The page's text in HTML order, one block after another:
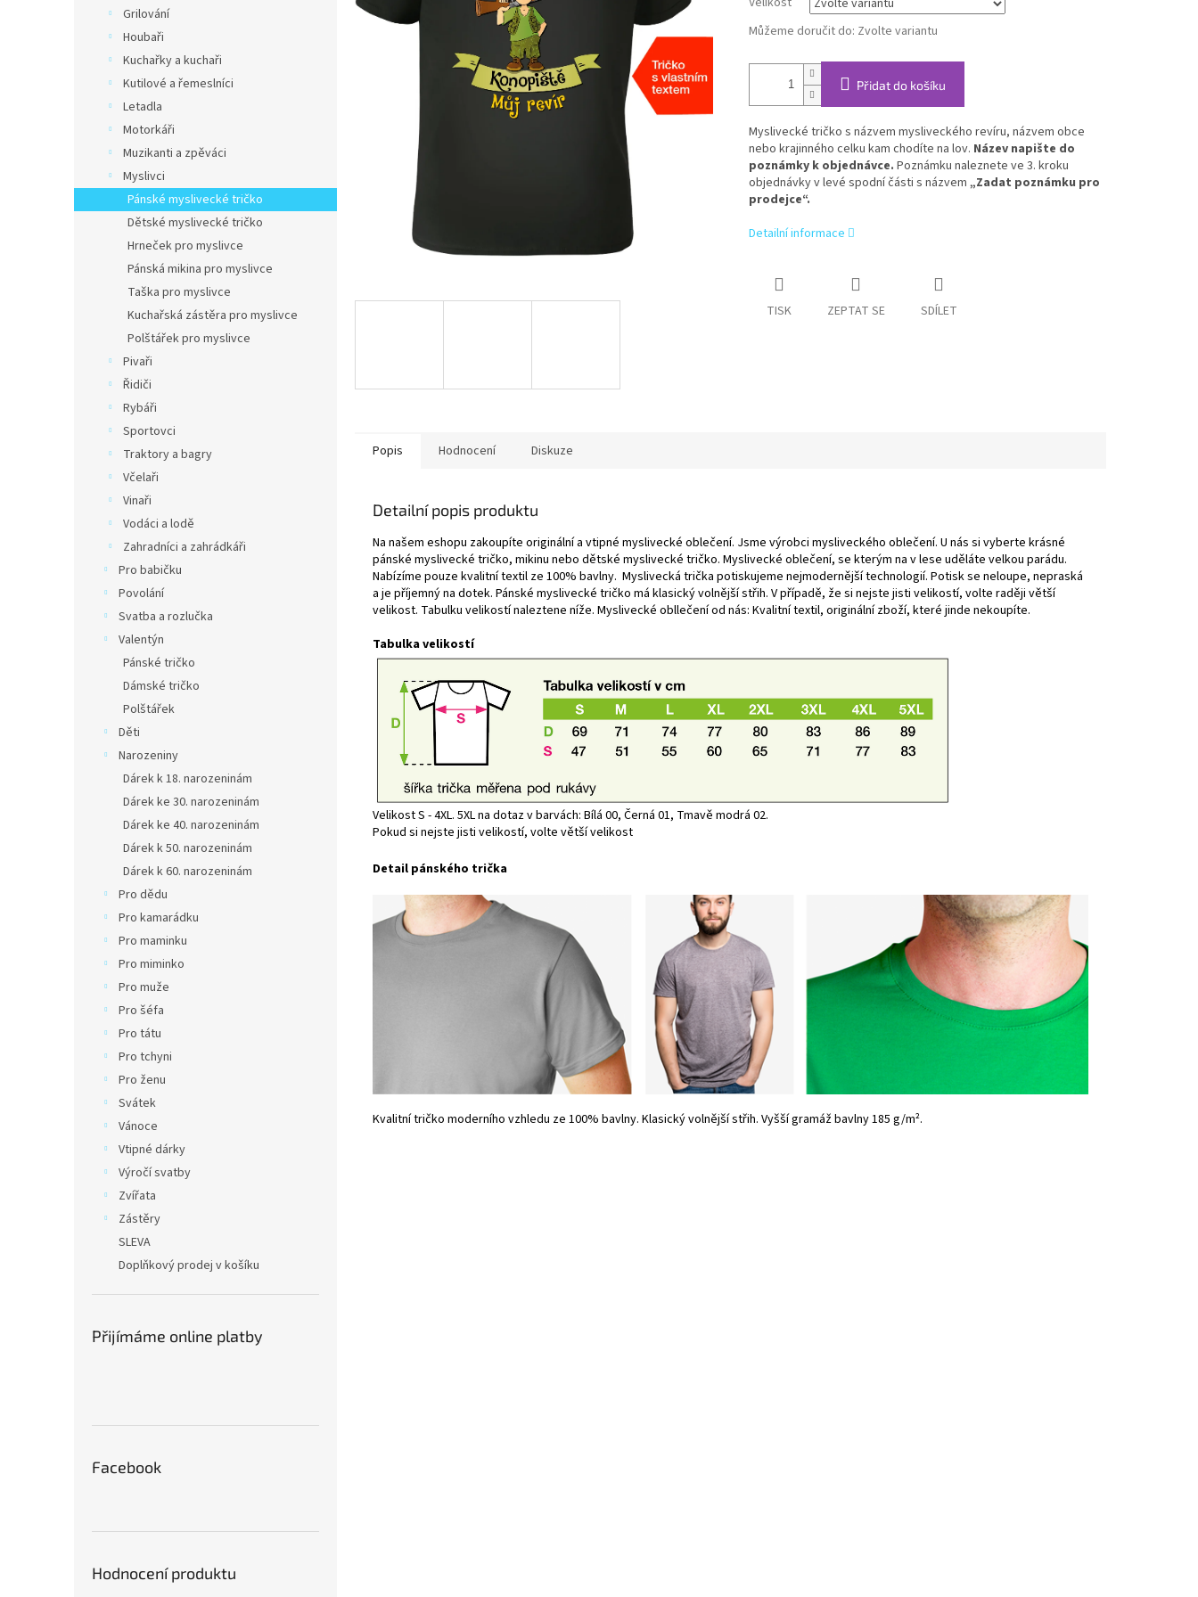
Grilování
Houbaři
Kuchařky a kuchaři
Kutilové a řemeslníci
Letadla
Motorkáři
Muzikanti a zpěváci
Myslivci
Pánské myslivecké tričko
Dětské myslivecké tričko
Hrneček pro myslivce
Pánská mikina pro myslivce
Taška pro myslivce
Kuchařská zástěra pro myslivce
Polštářek pro myslivce
Pivaři
Řidiči
Rybáři
Sportovci
Traktory a bagry
Včelaři
Vinaři
Vodáci a lodě
Zahradníci a zahrádkáři
Pro babičku
Povolání
Svatba a rozlučka
Valentýn
Pánské tričko
Dámské tričko
Polštářek
Děti
Narozeniny
Dárek k 18. narozeninám
Dárek ke 30. narozeninám
Dárek ke 40. narozeninám
Dárek k 50. narozeninám
Dárek k 60. narozeninám
Pro dědu
Pro kamarádku
Pro maminku
Pro miminko
Pro muže
Pro šéfa
Pro tátu
Pro tchyni
Pro ženu
Svátek
Vánoce
Vtipné dárky
Výročí svatby
Zvířata
Zástěry
SLEVA
Doplňkový prodej v košíku
Přijímáme online platby
Facebook
Hodnocení produktu
Můžeme doručit do: Zvolte variantu
Přidat do košíku
Myslivecké tričko s názvem mysliveckého revíru, názvem obce
nebo krajinného celku kam chodíte na lov. Název napište do
poznámky k objednávce. Poznámku naleznete ve 3. kroku
objednávky v levé spodní části s názvem „Zadat poznámku pro
prodejce“.
Detailní informace
TISK ZEPTAT SE SDÍLET
Popis Hodnocení Diskuze
Detailní popis produktu
Na našem eshopu zakoupíte originální a vtipné myslivecké oblečení. Jsme výrobci mysliveckého oblečení. U nás si vyberte krásné
pánské myslivecké tričko, mikinu nebo dětské myslivecké tričko. Myslivecké oblečení, se kterým na v lese uděláte velkou parádu.
Nabízíme pouze kvalitní textil ze 100% bavlny. Myslivecká trička potiskujeme nejmodernější technologií. Potisk se neloupe, nepraská
a je příjemný na dotek. Pánské myslivecké tričko má klasický volnější střih. V případě, že si nejste jisti velikostí, volte raději větší
velikost. Tabulku velikostí naleztene níže. Myslivecké obllečení od nás: Kvalitní textil, originální zboží, které jinde nekoupíte.
Tabulka velikostí
Velikost S - 4XL. 5XL na dotaz v barvách: Bílá 00, Černá 01, Tmavě modrá 02.
Pokud si nejste jisti velikostí, volte větší velikost
Detail pánského trička
Kvalitní tričko moderního vzhledu ze 100% bavlny. Klasický volnější střih. Vyšší gramáž bavlny 185 g/m².